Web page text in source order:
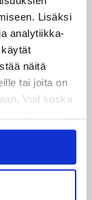
Lisäksi
analytiikka-
näitä
tai joita on
Voit koska
on nimetty
ensimmäinen
Cupissa!
on